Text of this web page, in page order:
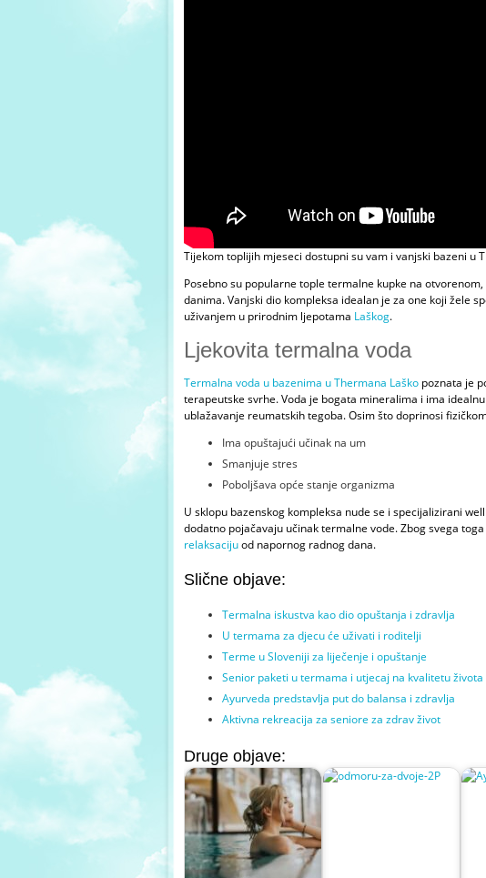
Tijekom toplijih mjeseci dostupni su vam i vanjski bazeni u
Posebno su popularne tople termalne kupke na
danima. Vanjski dio kompleksa idealan je za one koji žele
uživanjem u prirodnim ljepotama Laškog.
Ljekovita termalna voda
Termalna voda u bazenima u Thermana Laško poznata je
terapeutske svrhe. Voda je bogata mineralima i ima
ublažavanje reumatskih tegoba. Osim što doprinosi
Ima opuštajući učinak na um
Smanjuje stres
Poboljšava opće stanje organizma
U sklopu bazenskog kompleksa nude se i specijalizirani
dodatno pojačavaju učinak termalne vode. Zbog svega
relaksacijuod napornog radnog dana.
Slične objave:
Termalna iskustva kao dio opuštanja i zdravlja
U termama za djecu će uživati i roditelji
Terme u Sloveniji za liječenje i opuštanje
Senior paketi u termama i utjecaj na kvalitetu života
Ayurveda predstavlja put do balansa i zdravlja
Aktivna rekreacija za seniore za zdrav život
Druge objave: